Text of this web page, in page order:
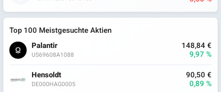
Top 100 Meistgesuchte Aktien
Palantir
US69608A1088
148,84 €
9,97 %
Hensoldt
DE000HAG0005
90,50 €
0,89 %